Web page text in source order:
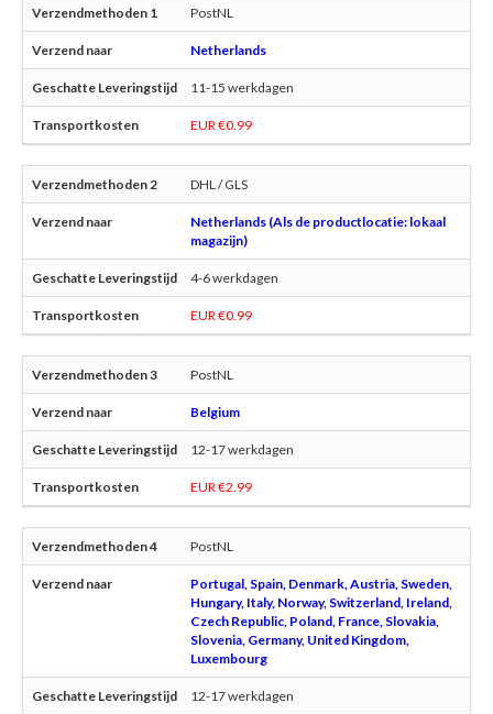
PostNL
Netherlands
11-15 werkdagen
EUR €0.99
DHL / GLS
Netherlands (Als de productlocatie: lokaal
magazijn)
4-6 werkdagen
EUR €0.99
PostNL
Belgium
12-17 werkdagen
EUR €2.99
PostNL
Portugal, Spain, Denmark, Austria, Sweden,
Hungary, Italy, Norway, Switzerland, Ireland,
Czech Republic, Poland, France, Slovakia,
Slovenia, Germany, United Kingdom,
Luxembourg
12-17 werkdagen